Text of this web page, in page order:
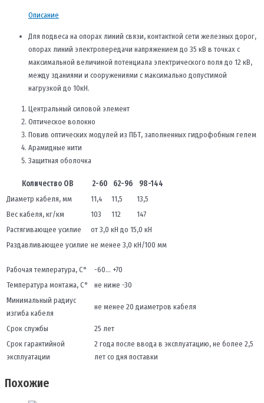
Описание
Для подвеса на опорах линий связи, контактной сети железных дорог,
опорах линий электропередачи напряжением до 35 кВ в точках с
максимальной величиной потенциала электрического поля до 12 кВ,
между зданиями и сооружениями с максимально допустимой
нагрузкой до 10кН.
Центральный силовой элемент
Оптическое волокно
Повив оптических модулей из ПБТ, заполненных гидрофобным гелем
Арамидные нити
Защитная оболочка
Количество ОВ 2-60 62-96
98-144
Диаметр кабеля, мм
11,4 11,5
13,5
Вес кабеля, кг/км
103 112
147
Растягивающее усилие
от 3,0 кН до 15,0 кН
Раздавливающее усилие не менее 3,0 кН/100 мм
Рабочая температура, С°
-60… +70
Температура монтажа, С°
не ниже -30
Минимальный радиус
изгиба кабеля
не менее 20 диаметров кабеля
Срок службы
25 лет
Срок гарантийной
эксплуатации
2 года после ввода в эксплуатацию, не более 2,5
лет со дня поставки
Похожие